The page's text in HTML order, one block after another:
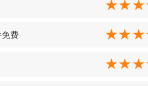
免费